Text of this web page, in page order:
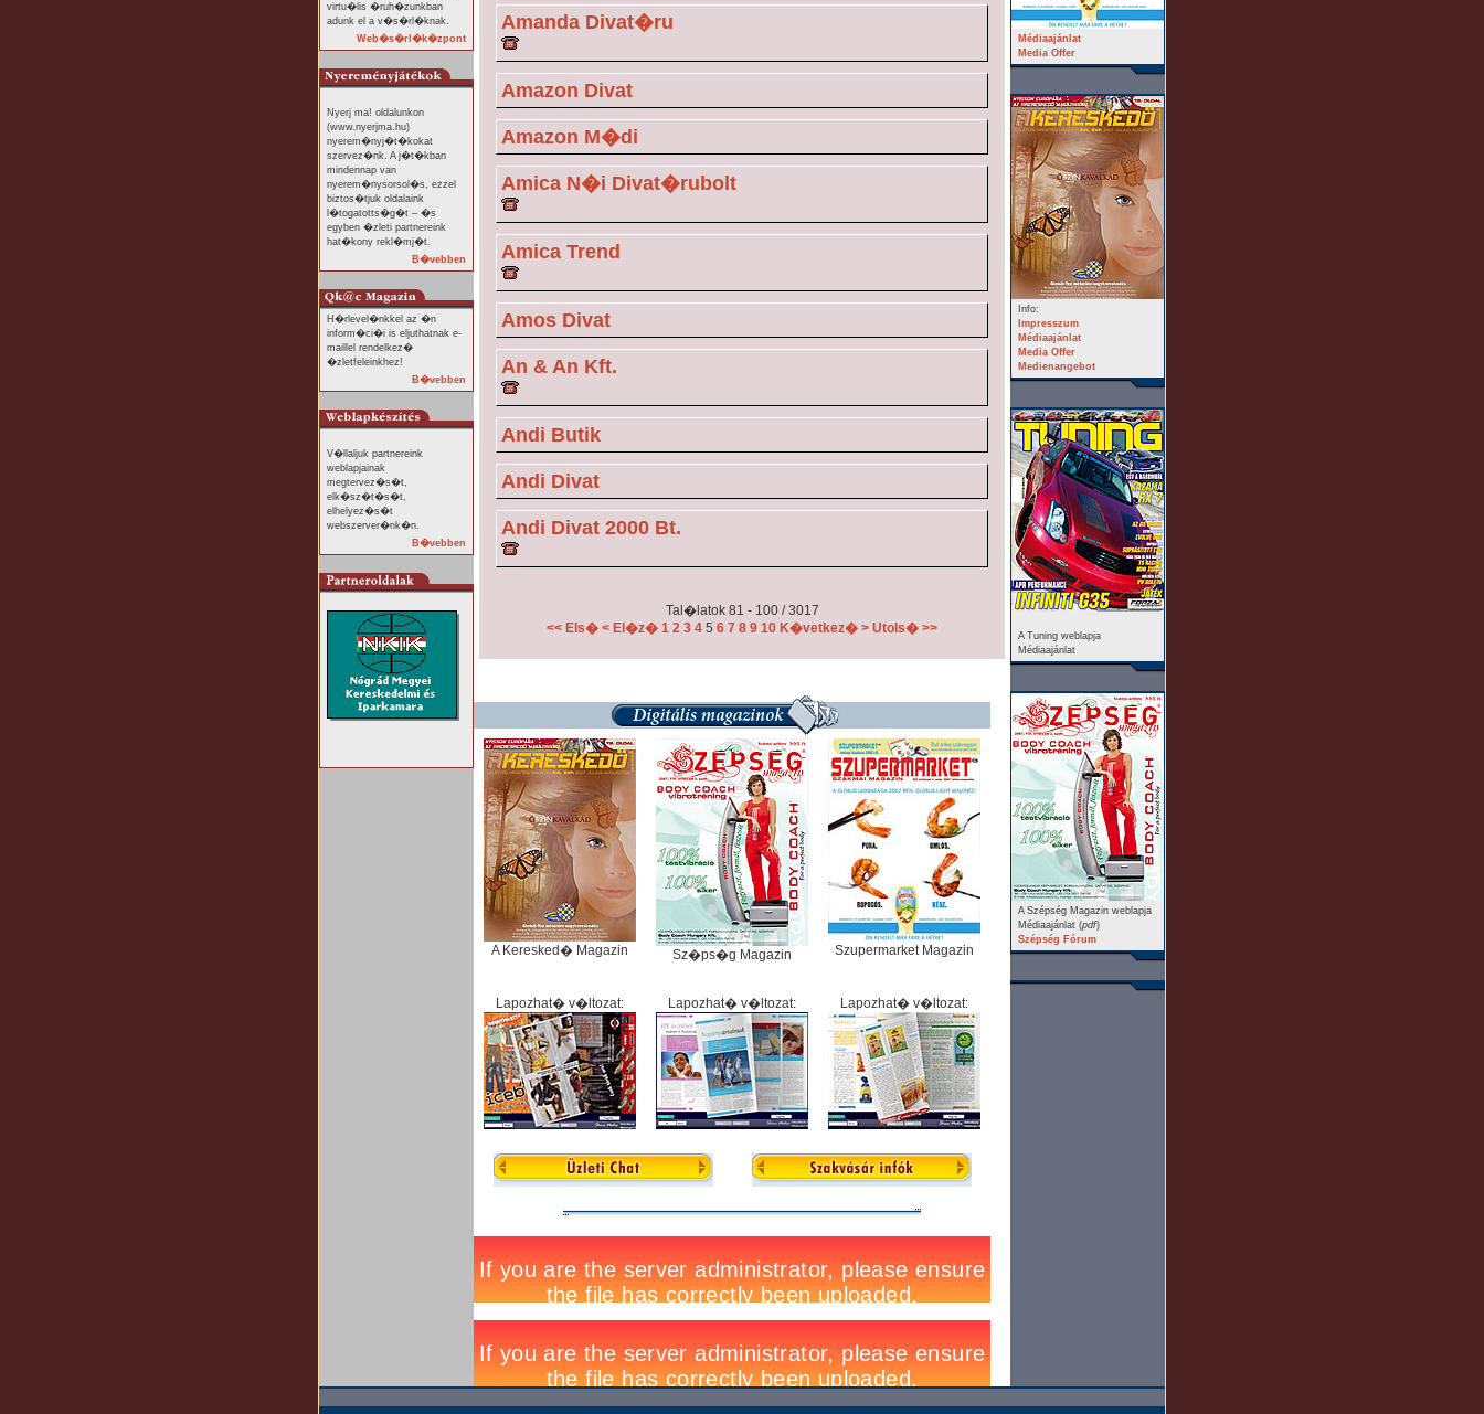
virtu�lis �ruh�zunkban
adunk el a v�s�rl�knak.
Web�s�rl�k�zpont
Nyerj ma! oldalunkon
(www.nyerjma.hu)
nyerem�nyj�t�kokat
szervez�nk. A j�t�kban
mindennap van
nyerem�nysorsol�s, ezzel
biztos�tjuk oldalaink
l�togatotts�g�t – �s
egyben �zleti partnereink
hat�kony rekl�mj�t.
B�vebben
H�rlevel�nkkel az �n
inform�ci�i is eljuthatnak e-
maillel rendelkez�
�zletfeleinkhez!
B�vebben
V�llaljuk partnereink
weblapjainak
megtervez�s�t,
elk�sz�t�s�t,
elhelyez�s�t
webszerver�nk�n.
B�vebben
Amanda Divat�ru
Amazon Divat
Amazon M�di
Amica N�i Divat�rubolt
Amica Trend
Amos Divat
An & An Kft.
Andi Butik
Andi Divat
Andi Divat 2000 Bt.
Tal�latok 81 - 100 / 3017
<< Els� < El�z� 1 2 3 4 5 6 7 8 9 10 K�vetkez� > Utols� >>
A Keresked� Magazin Sz�ps�g Magazin Szupermarket Magazin
Lapozhat� v�ltozat: Lapozhat� v�ltozat: Lapozhat� v�ltozat:
Médiaajánlat
Media Offer
Info:
Impresszum
Médiaajánlat
Media Offer
Medienangebot
A Tuning weblapja
Médiaajánlat
A Szépség Magazin weblapja
Médiaajánlat (pdf)
Szépség Fórum